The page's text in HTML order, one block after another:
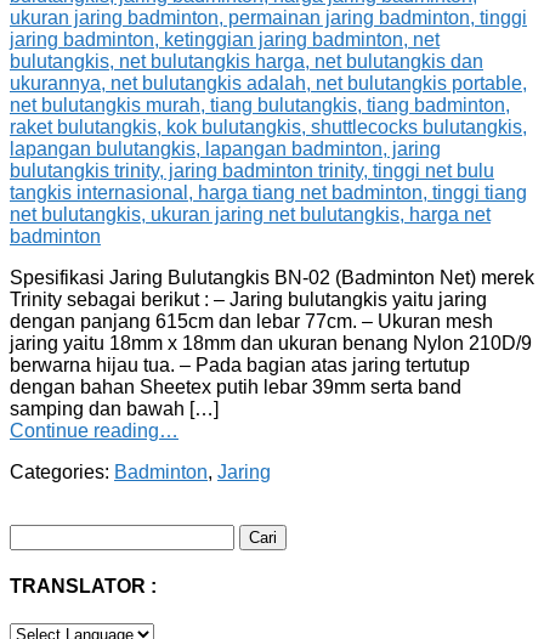
Spesifikasi Jaring Bulutangkis BN-02 (Badminton Net) merek
Trinity sebagai berikut : – Jaring bulutangkis yaitu jaring
dengan panjang 615cm dan lebar 77cm. – Ukuran mesh
jaring yaitu 18mm x 18mm dan ukuran benang Nylon 210D/9
berwarna hijau tua. – Pada bagian atas jaring tertutup
dengan bahan Sheetex putih lebar 39mm serta band
samping dan bawah […]
Continue reading…
Categories: Badminton, Jaring
untuk:
TRANSLATOR :